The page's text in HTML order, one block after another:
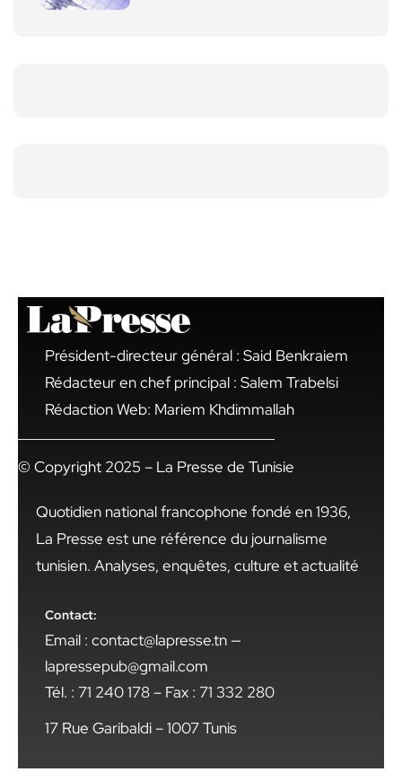
Président-directeur général : Said Benkraiem
Rédacteur en chef principal : Salem Trabelsi
Rédaction Web: Mariem Khdimmallah
© Copyright 2025 – La Presse de Tunisie
Quotidien national francophone fondé en 1936,
La Presse est une référence du journalisme
tunisien. Analyses, enquêtes, culture et actualité
Contact:
Email : contact@lapresse.tn —
lapressepub@gmail.com
Tél. : 71 240 178 – Fax : 71 332 280
17 Rue Garibaldi – 1007 Tunis